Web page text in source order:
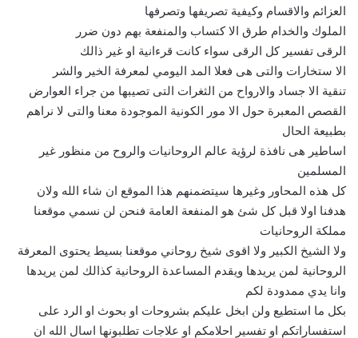
العزائم والاقسام وكيفية تصريفها وتصرفها
الملوك والخدام طرق الا كتساب والمنفعة بهم دون ضرر
الرقى تفسير كل الرقى سواء كانت قرءانية او غير ذالك
الا ستخارات والتى هى فعلا المد اليومي لمعرفة الخير والشر
تنقية الا جساد والارواح من الثغرات التى تصيبها من جراء العوارض
القصص المعبرة حول الا مور الكونية الموجودة معنا والتى لا نراهم
بطبيعة الحال
اساطير هى نافذة لرؤية عالم الروحانيات والروح من منظور غير
المسلمين
كل هذه المحاور وغيرها سيتضمنهم هذا الموقع ان شاء الله ولان
هدفنا اولا قبل كل شئ هو المنفعة العامة فنحن لن نسمي موقعنا
مملكة الروحانيات
ولا الشيخ الكبير ولا اقوى شيخ روحاني موقعنا بسيط يحتوى المعرفة
الروحانية لمن يريدها ويقدم المساعدة الروحانية كذالك لمن يريدها
وانا يدي ممدودة لكم
بكل ما استطيع ولن ابخل عليكم بشروحات او بحوث او الرد على
استفساراتكم او تفسير احلامكم او علاجات تطلبونها اسال الله ان